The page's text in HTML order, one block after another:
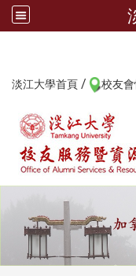
淡江大學首頁 / 校友